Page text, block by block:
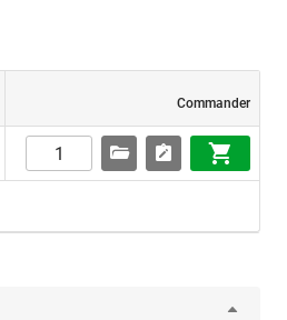
Commander